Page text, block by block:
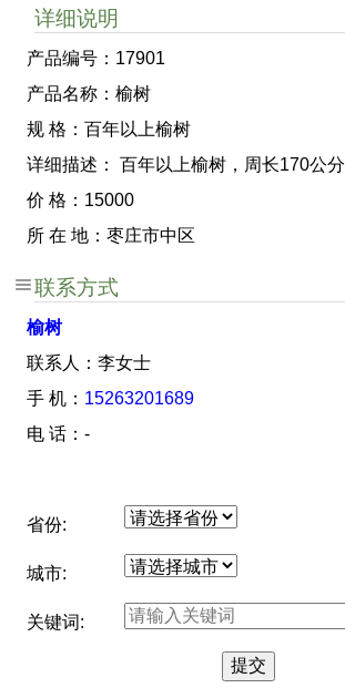
详细说明
产品编号：17901
产品名称：榆树
规 格：百年以上榆树
详细描述： 百年以上榆树，周长170公分
价 格：15000
所 在 地：枣庄市中区
联系方式
榆树
联系人：李女士
手 机： 15263201689
电 话：-
省份:
城市:
关键词: